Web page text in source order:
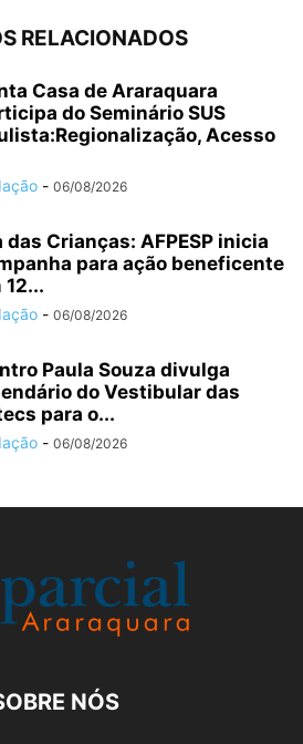
RELACIONADOS
Casa de Araraquara
do Seminário SUS
Acesso
- 06/08/2026
das Crianças: AFPESP inicia
para ação beneficente
12...
- 06/08/2026
Paula Souza divulga
do Vestibular das
para o...
- 06/08/2026
NÓS